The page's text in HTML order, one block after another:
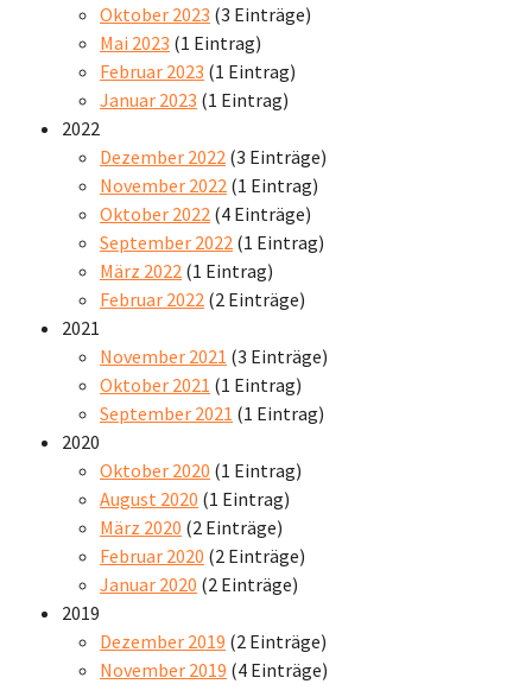
Oktober 2023 (3 Einträge)
Mai 2023 (1 Eintrag)
Februar 2023 (1 Eintrag)
Januar 2023 (1 Eintrag)
2022
Dezember 2022 (3 Einträge)
November 2022 (1 Eintrag)
Oktober 2022 (4 Einträge)
September 2022 (1 Eintrag)
März 2022 (1 Eintrag)
Februar 2022 (2 Einträge)
2021
November 2021 (3 Einträge)
Oktober 2021 (1 Eintrag)
September 2021 (1 Eintrag)
2020
Oktober 2020 (1 Eintrag)
August 2020 (1 Eintrag)
März 2020 (2 Einträge)
Februar 2020 (2 Einträge)
Januar 2020 (2 Einträge)
2019
Dezember 2019 (2 Einträge)
November 2019 (4 Einträge)